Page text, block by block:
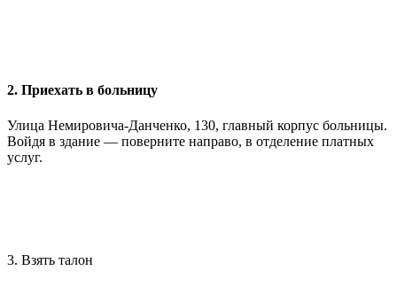
2. Приехать в больницу
Улица Немировича-Данченко, 130, главный корпус больницы.
Войдя в здание — поверните направо, в отделение платных
услуг.
3. Взять талон